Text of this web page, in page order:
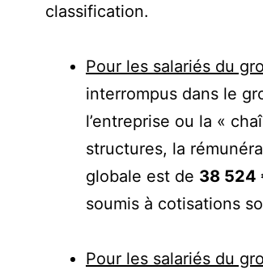
classification.
Pour les salariés du
interrompus dans le
l’entreprise ou la «
structures, la
globale est de 38 524
soumis à cotisations
Pour les salariés du